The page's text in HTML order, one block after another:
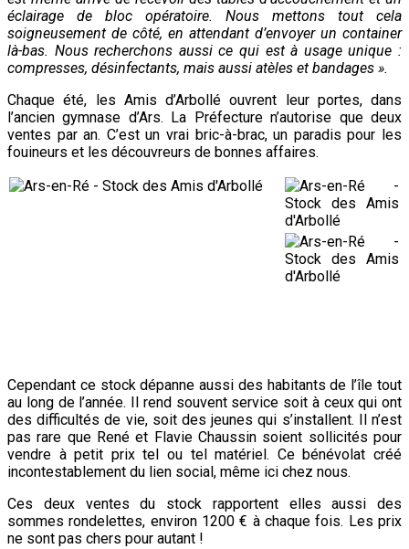
éclairage de bloc opératoire. Nous mettons tout cela
soigneusement de côté, en attendant d’envoyer un container
là-bas. Nous recherchons aussi ce qui est à usage unique :
compresses, désinfectants, mais aussi atèles et bandages ».
Chaque été, les Amis d’Arbollé ouvrent leur portes, dans
l’ancien gymnase d’Ars. La Préfecture n’autorise que deux
ventes par an. C’est un vrai bric-à-brac, un paradis pour les
fouineurs et les découvreurs de bonnes affaires.
Cependant ce stock dépanne aussi des habitants de l’île tout
au long de l’année. Il rend souvent service soit à ceux qui ont
des difficultés de vie, soit des jeunes qui s’installent. Il n’est
pas rare que René et Flavie Chaussin soient sollicités pour
vendre à petit prix tel ou tel matériel. Ce bénévolat créé
incontestablement du lien social, même ici chez nous.
Ces deux ventes du stock rapportent elles aussi des
sommes rondelettes, environ 1200 € à chaque fois. Les prix
ne sont pas chers pour autant !